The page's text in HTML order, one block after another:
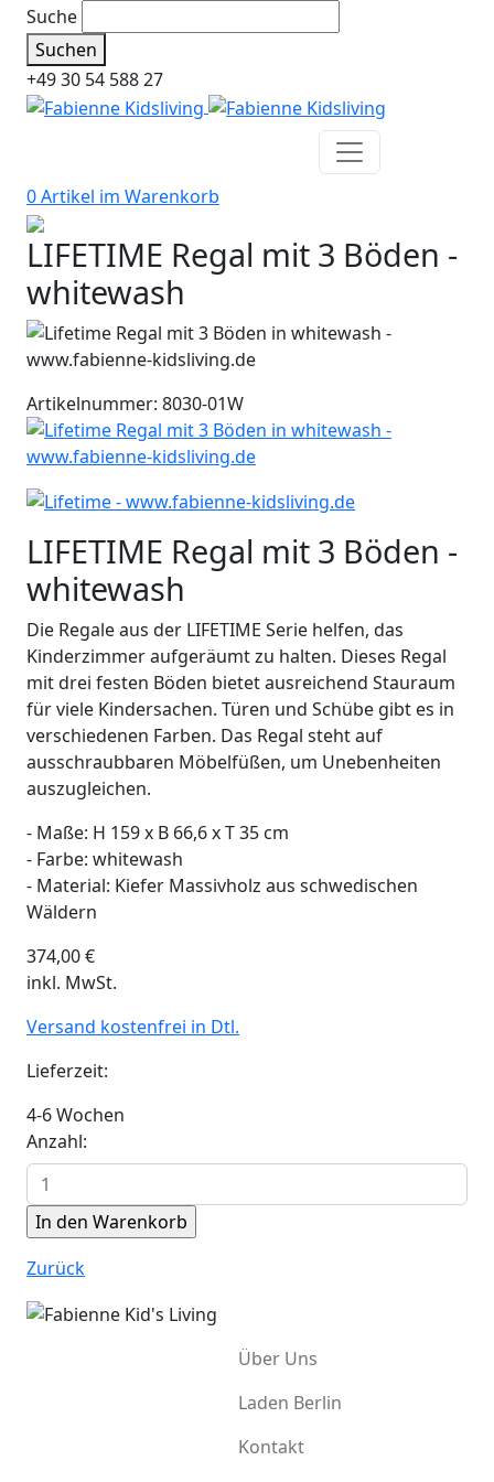
Suche
Suchen
+49 30 54 588 27
0 Artikel im Warenkorb
LIFETIME Regal mit 3 Böden -
whitewash
Artikelnummer: 8030-01W
LIFETIME Regal mit 3 Böden -
whitewash
Die Regale aus der LIFETIME Serie helfen, das
Kinderzimmer aufgeräumt zu halten. Dieses Regal
mit drei festen Böden bietet ausreichend Stauraum
für viele Kindersachen. Türen und Schübe gibt es in
verschiedenen Farben. Das Regal steht auf
ausschraubbaren Möbelfüßen, um Unebenheiten
auszugleichen.
- Maße: H 159 x B 66,6 x T 35 cm
- Farbe: whitewash
- Material: Kiefer Massivholz aus schwedischen
Wäldern
374,00€
inkl. MwSt.
Versand kostenfrei in Dtl.
Lieferzeit:
4-6 Wochen
Anzahl:
Zurück
Über Uns
Laden Berlin
Kontakt